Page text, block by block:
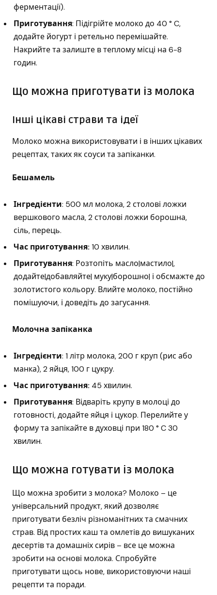
ферментації).
Приготування: Підігрійте молоко до 40 ° C,
додайте йогурт і ретельно перемішайте.
Накрийте та залиште в теплому місці на 6-8
годин.
Що можна приготувати із молока
Інші цікаві страви та ідеї
Молоко можна використовувати і в інших цікавих
рецептах, таких як соуси та запіканки.
Бешамель
Інгредієнти: 500 мл молока, 2 столові ложки
вершкового масла, 2 столові ложки борошна,
сіль, перець.
Час приготування: 10 хвилин.
Приготування: Розтопіть масло|мастило|,
додайте|добавляйте| муку|борошно| і обсмажте до
золотистого кольору. Влийте молоко, постійно
помішуючи, і доведіть до загусання.
Молочна запіканка
Інгредієнти: 1 літр молока, 200 г круп (рис або
манка), 2 яйця, 100 г цукру.
Час приготування: 45 хвилин.
Приготування: Відваріть крупу в молоці до
готовності, додайте яйця і цукор. Перелийте у
форму та запікайте в духовці при 180 ° C 30
хвилин.
Що можна готувати із молока
Що можна зробити з молока? Молоко – це
універсальний продукт, який дозволяє
приготувати безліч різноманітних та смачних
страв. Від простих каш та омлетів до вишуканих
десертів та домашніх сирів – все це можна
зробити на основі молока. Спробуйте
приготувати щось нове, використовуючи наші
рецепти та поради.